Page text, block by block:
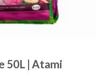
50L | Atami